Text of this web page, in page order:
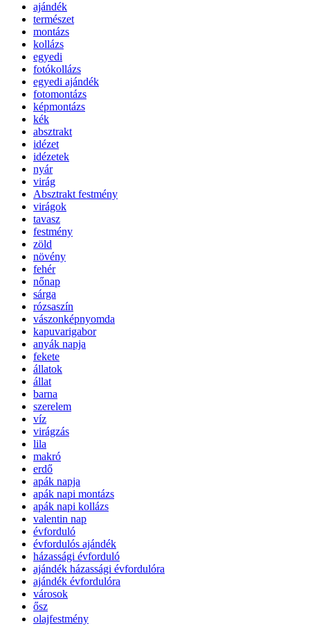
ajándék
természet
montázs
kollázs
egyedi
fotókollázs
egyedi ajándék
fotomontázs
képmontázs
kék
absztrakt
idézet
idézetek
nyár
virág
Absztrakt festmény
virágok
tavasz
festmény
zöld
növény
fehér
nőnap
sárga
rózsaszín
vászonképnyomda
kapuvarigabor
anyák napja
fekete
állatok
állat
barna
szerelem
víz
virágzás
lila
makró
erdő
apák napja
apák napi montázs
apák napi kollázs
valentin nap
évforduló
évfordulós ajándék
házassági évforduló
ajándék házassági évfordulóra
ajándék évfordulóra
városok
ősz
olajfestmény